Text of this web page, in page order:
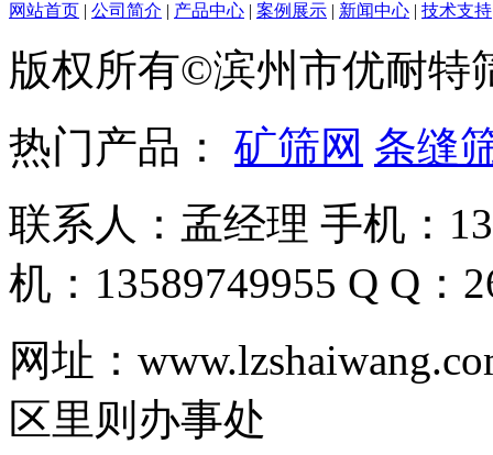
网站首页 | 公司简介 | 产品中心 | 案例展示 | 新闻中心 | 技术支持
版权所有©滨州市优耐特
热门产品： 矿筛网 条缝
联系人：孟经理 手机：
机：13589749955 Q Q：
网址：
区里则办事处